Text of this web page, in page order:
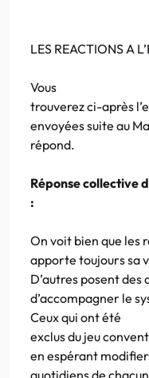
LES REACTIONS A
Vous
trouverez ci-après
envoyées suite au
répond.
Réponse collective
:
On voit bien que les
apporte toujours sa
D’autres posent
d’accompagner le
Ceux qui ont été
exclus du jeu
en espérant
quotidiens de